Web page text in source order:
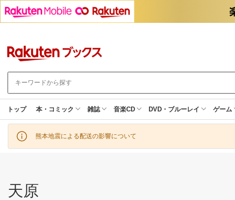
トップ 本・コミック 雑誌 音楽CD DVD・ブルーレイ ゲーム
熊本地震による配送の影響について
天原